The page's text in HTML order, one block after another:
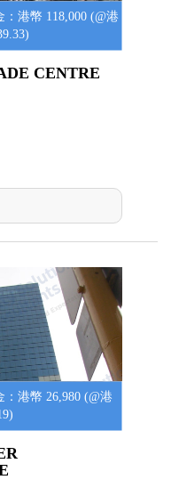
：港幣 118,000 (@港
CENTRE
：港幣 26,980 (@港